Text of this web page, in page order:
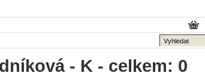
- K - celkem: 0